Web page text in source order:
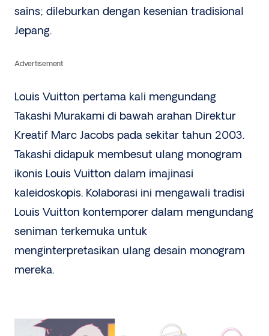
sains; dileburkan dengan kesenian tradisional
Jepang.
Advertisement
Louis Vuitton pertama kali mengundang
Takashi Murakami di bawah arahan Direktur
Kreatif Marc Jacobs pada sekitar tahun 2003.
Takashi didapuk membesut ulang monogram
ikonis Louis Vuitton dalam imajinasi
kaleidoskopis. Kolaborasi ini mengawali tradisi
Louis Vuitton kontemporer dalam mengundang
seniman terkemuka untuk
menginterpretasikan ulang desain monogram
mereka.